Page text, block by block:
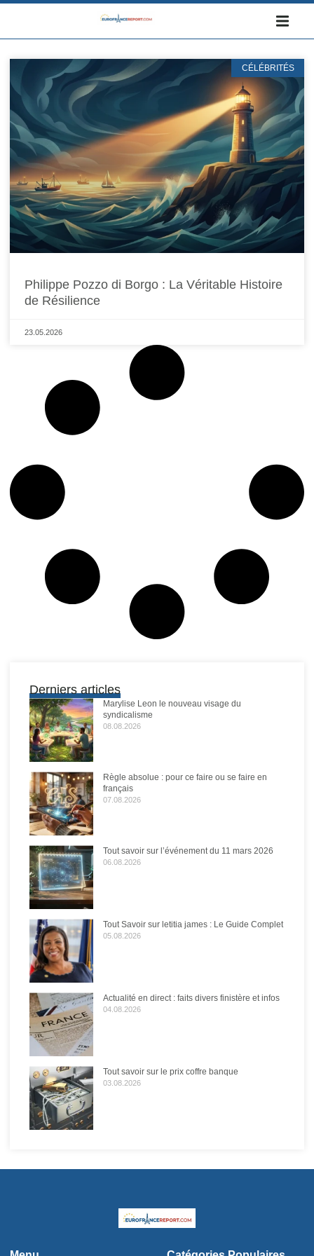
CÉLÉBRITÉS
Philippe Pozzo di Borgo : La Véritable Histoire
de Résilience
23.05.2026
Derniers articles
Marylise Leon le nouveau visage du
syndicalisme
08.08.2026
Règle absolue : pour ce faire ou se faire en
français
07.08.2026
Tout savoir sur l’événement du 11 mars 2026
06.08.2026
Tout Savoir sur letitia james : Le Guide Complet
05.08.2026
Actualité en direct : faits divers finistère et infos
04.08.2026
Tout savoir sur le prix coffre banque
03.08.2026